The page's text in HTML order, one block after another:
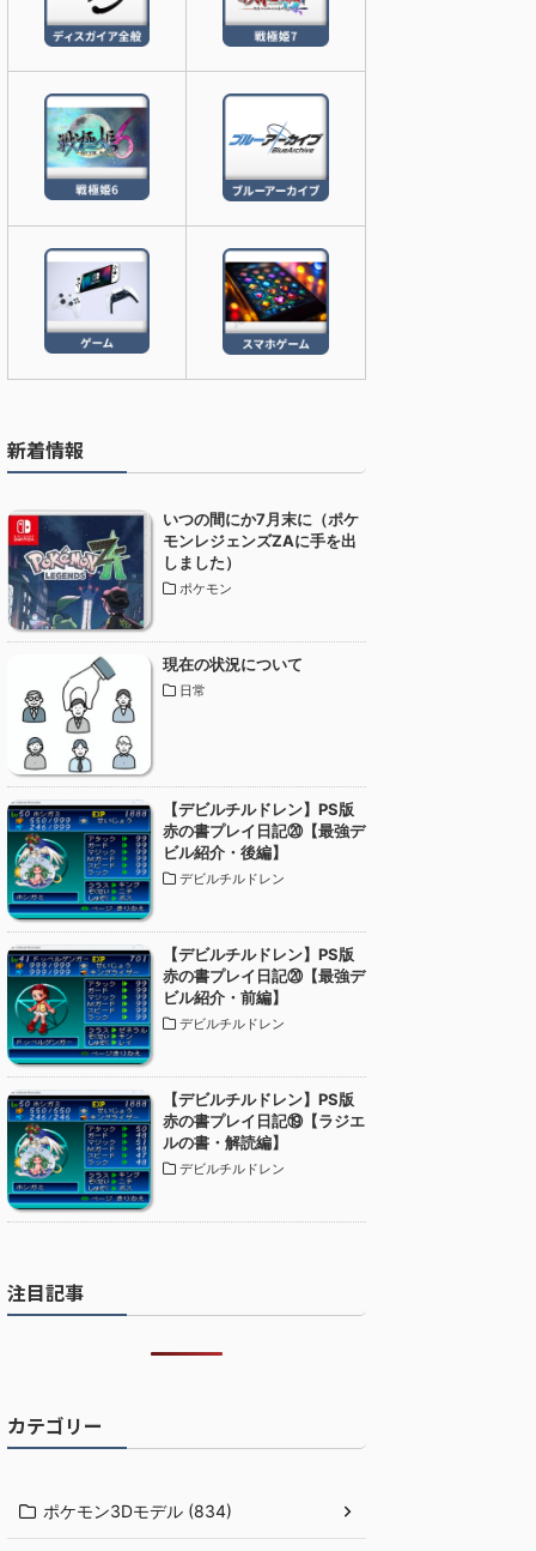
新着情報
いつの間にか7月末に（ポケ
モンレジェンズZAに手を出
しました）
ポケモン
現在の状況について
日常
【デビルチルドレン】PS版
赤の書プレイ日記⑳【最強デ
ビル紹介・後編】
デビルチルドレン
【デビルチルドレン】PS版
赤の書プレイ日記⑳【最強デ
ビル紹介・前編】
デビルチルドレン
【デビルチルドレン】PS版
赤の書プレイ日記⑲【ラジエ
ルの書・解読編】
デビルチルドレン
注目記事
カテゴリー
ポケモン3Dモデル (834)